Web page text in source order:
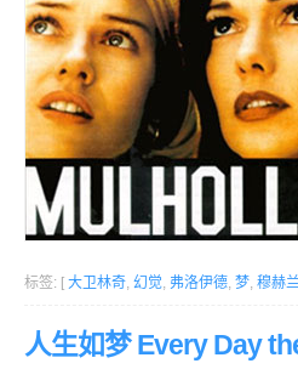
标签: [ 大卫林奇, 幻觉, 弗洛伊德, 梦, 穆赫
人生如梦 Every Day